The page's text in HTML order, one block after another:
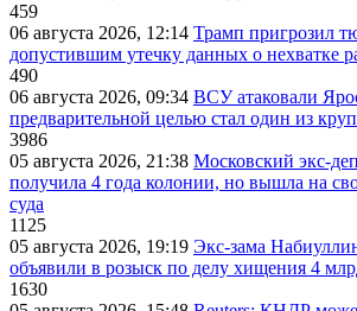
459
06 августа 2026, 12:14 Трамп пригрозил
допустившим утечку данных о нехватке
490
06 августа 2026, 09:34 ВСУ атаковали
предварительной целью стал один из
3986
05 августа 2026, 21:38 Московский экс-
получила 4 года колонии, но вышла на
суда
1125
05 августа 2026, 19:19 Экс-зама
объявили в розыск по делу хищения 4
1630